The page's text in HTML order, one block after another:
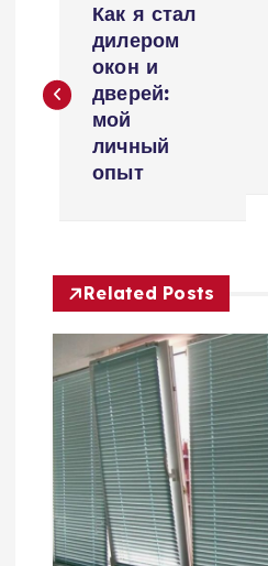
в
а
ц
и
я
п
о
Как я стал
дилером
окон и
дверей:
мой
личный
опыт
Related Posts